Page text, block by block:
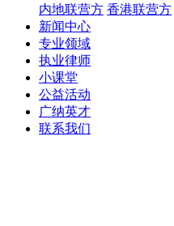
内地联营方 香港联营方
新闻中心
专业领域
执业律师
小课堂
公益活动
广纳英才
联系我们